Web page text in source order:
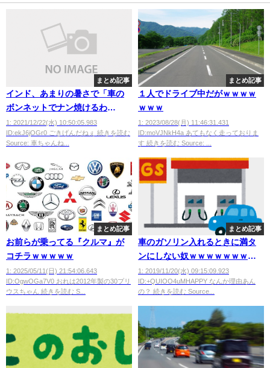
まとめ記事
インド、あまりの暑さで「車の
ボンネットでナン焼けるわ
い！」とご満悦
1: 2021/12/22(水) 10:50:05.983
ID:ekJ6jOGr0 ごきげんだねぇ 続きを読む
Source: 車ちゃんね...
まとめ記事
１人でドライブ中だがｗｗｗｗ
ｗｗｗ
1: 2023/08/28(月) 11:46:31.431
ID:moVJNkH4a あてもなく走っておりま
す 続きを読む Source: ...
まとめ記事
お前らが乗ってる『クルマ』が
コチラｗｗｗｗｗ
1: 2025/05/11(日) 21:54:06.643
ID:OgwOGa7V0 おれは2012年製の30プリ
ウスちゃん 続きを読む S...
まとめ記事
車のガソリン入れるときに満タ
ンにしない奴ｗｗｗｗｗｗｗｗ
ｗｗ
1: 2019/11/20(水) 09:15:09.923
ID:+QUIOO4uMHAPPY なんか理由あん
の？ 続きを読む Source...